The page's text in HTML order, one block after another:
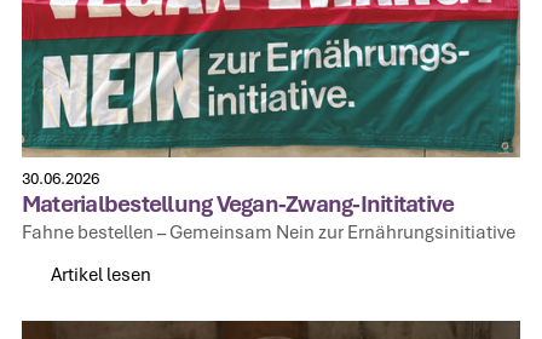
30.06.2026
Materialbestellung Vegan-Zwang-Inititative
Fahne bestellen – Gemeinsam Nein zur Ernährungsinitiative
Artikel lesen